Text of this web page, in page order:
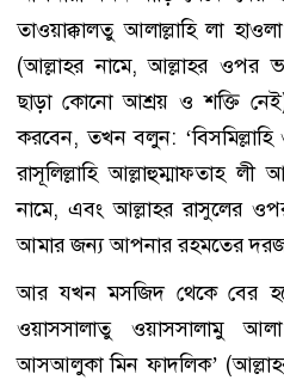
তাওয়াক্কালতু আলাল্লাহি লা
(আল্লাহর নামে, আল্লাহর ওপর
ছাড়া কোনো আশ্রয় ও শক্তি
করবেন, তখন বলুন:
রাসূলিল্লাহি আল্লাহুম্মাফতাহ লী
নামে, এবং আল্লাহর রাসুলের
আমার জন্য আপনার রহমতের
আর যখন মসজিদ থেকে বের
ওয়াসসালাতু ওয়াসসালামু আলা
আসআলুকা মিন ফাদলিক’